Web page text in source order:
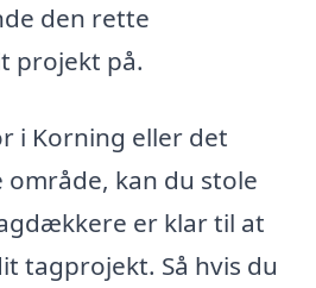
den rette
projekt på.
i Korning eller det
kan du stole
er klar til at
tagprojekt. Så hvis du